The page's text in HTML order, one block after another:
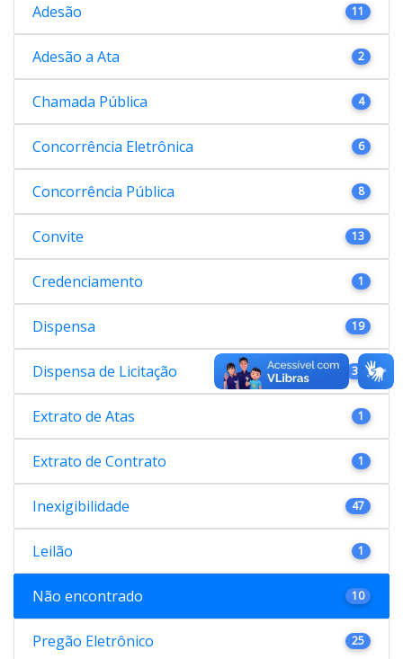
Adesão 11
Adesão a Ata 2
Chamada Pública 4
Concorrência Eletrônica 6
Concorrência Pública 8
Convite 13
Credenciamento 1
Dispensa 19
Dispensa de Licitação 38
Extrato de Atas 1
Extrato de Contrato 1
Inexigibilidade 47
Leilão 1
Não encontrado 10
Pregão Eletrônico 25